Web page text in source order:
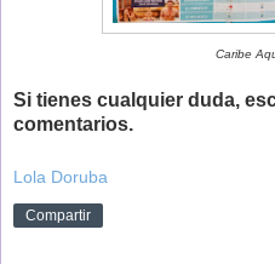
Caribe
Si tienes cualquier duda,
comentarios.
Lola Doruba
Compartir